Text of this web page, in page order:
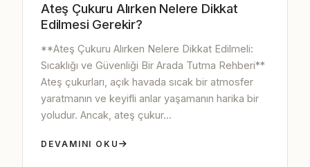
Ateş Çukuru Alırken Nelere Dikkat
Edilmesi Gerekir?
**Ateş Çukuru Alırken Nelere Dikkat Edilmeli:
Sıcaklığı ve Güvenliği Bir Arada Tutma Rehberi**
Ateş çukurları, açık havada sıcak bir atmosfer
yaratmanın ve keyifli anlar yaşamanın harika bir
yoludur. Ancak, ateş çukur...
DEVAMINI OKU